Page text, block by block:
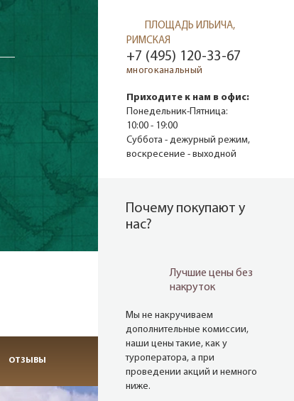
ОТЗЫВЫ
ПЛОЩАДЬ ИЛЬИЧА,
РИМСКАЯ
+7 (495) 120-33-67
многоканальный
Приходите к нам в офис:
Понедельник-Пятница:
10:00 - 19:00
Суббота - дежурный режим,
воскресение - выходной
Почему покупают у
нас?
Лучшие цены без
накруток
Мы не накручиваем
дополнительные комиссии,
наши цены такие, как у
туроператора, а при
проведении акций и немного
ниже.